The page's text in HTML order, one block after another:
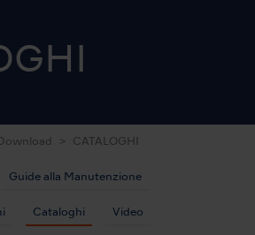
CATALOGHI
Guide alla Manutenzione
Cataloghi Video